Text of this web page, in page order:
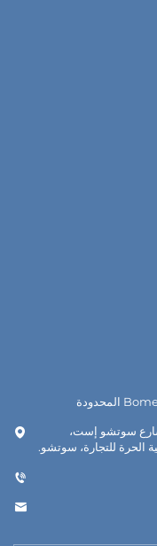
909، المبنى 1، مبنى جياروي، رقم 400 شارع سوتشو إست،
الحرة للتجارة، سوتشو.